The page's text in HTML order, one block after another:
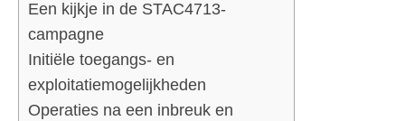
Een kijkje in de STAC4713-
campagne
Initiële toegangs- en
exploitatiemogelijkheden
Operaties na een inbreuk en